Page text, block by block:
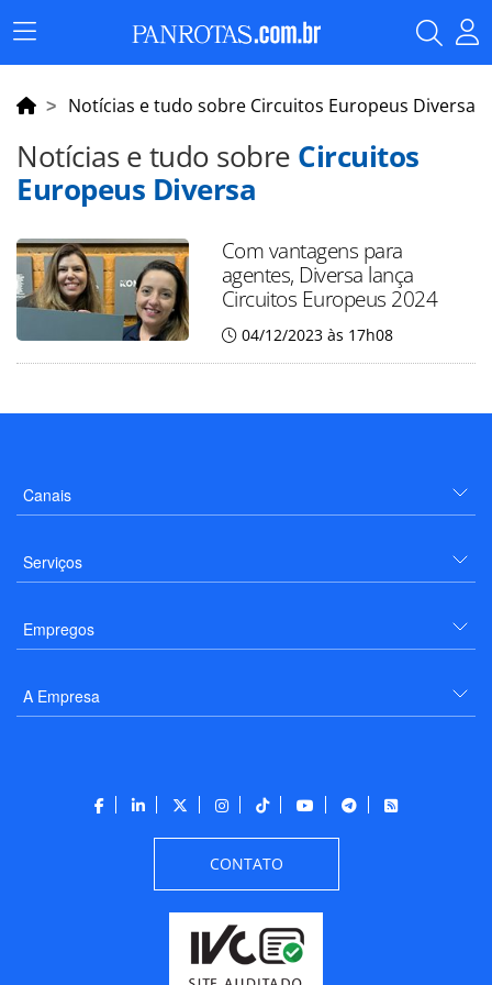
Menu
Principal
Notícias e tudo sobre Circuitos Europeus Diversa
Notícias e tudo sobre Circuitos
Europeus Diversa
Com vantagens para
agentes, Diversa lança
Circuitos Europeus 2024
04/12/2023 às 17h08
Canais
Serviços
Empregos
A Empresa
CONTATO